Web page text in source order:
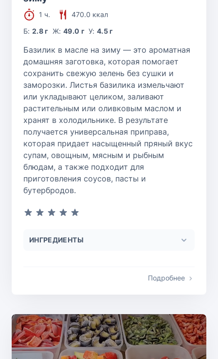
1 ч.
470.0 ккал
Б:2.8 г Ж: 49.0 г У:4.5 г
Базилик в масле на зиму — это ароматная
домашняя заготовка, которая помогает
сохранить свежую зелень без сушки и
заморозки. Листья базилика измельчают
или укладывают целиком, заливают
растительным или оливковым маслом и
хранят в холодильнике. В результате
получается универсальная приправа,
которая придает насыщенный пряный вкус
супам, овощным, мясным и рыбным
блюдам, а также подходит для
приготовления соусов, пасты и
бутербродов.
ИНГРЕДИЕНТЫ
Подробнее